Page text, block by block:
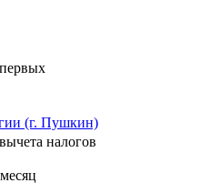
(г. Пушкин)
налогов